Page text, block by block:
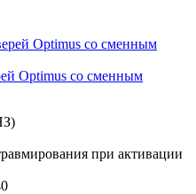
Optimus со сменным
при активации